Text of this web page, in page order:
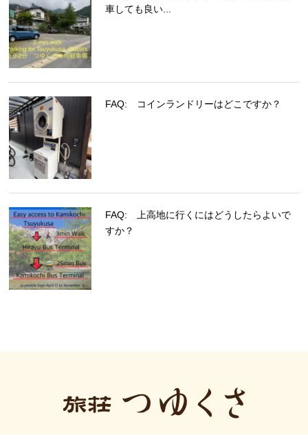
車しても良い...
FAQ: コインランドリーはどこですか？
FAQ: 上高地に行くにはどうしたらよいで
すか？